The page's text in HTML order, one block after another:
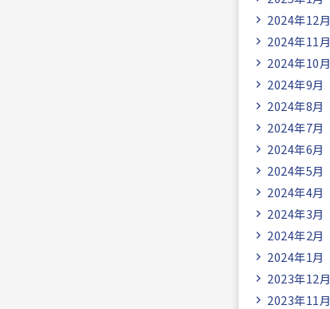
2024年12月
2024年11月
2024年10月
2024年9月
2024年8月
2024年7月
2024年6月
2024年5月
2024年4月
2024年3月
2024年2月
2024年1月
2023年12月
2023年11月